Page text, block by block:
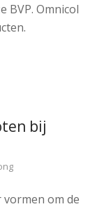
BVP. Omnicol
bij
om de